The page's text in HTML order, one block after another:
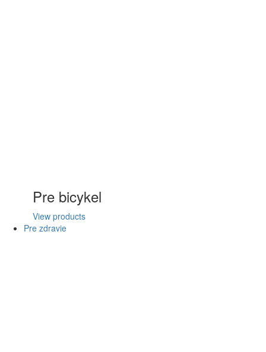
Pre bicykel
View products
Pre zdravie